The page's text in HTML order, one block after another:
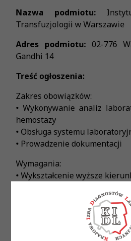
Nazwa podmiotu:
Transfuzjologii w Warszawie
Adres podmiotu: 02-776
Gandhi 14
Treść ogłoszenia:
Zakres obowiązków:
• Wykonywanie analiz
hemostazy
• Obsługa systemu
• Prowadzenie dokumentacji
Wymagania:
• Wykształcenie wyższe
• Czynne prawo
• Znajomość procedur
• Dyspozycyjność,
umiejętność pracy w zespole